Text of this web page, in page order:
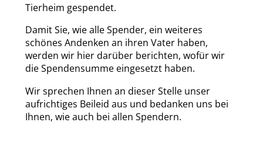
Tierheim gespendet.
Damit Sie, wie alle Spender, ein weiteres
schönes Andenken an ihren Vater haben,
werden wir hier darüber berichten, wofür wir
die Spendensumme eingesetzt haben.
Wir sprechen Ihnen an dieser Stelle unser
aufrichtiges Beileid aus und bedanken uns bei
Ihnen, wie auch bei allen Spendern.